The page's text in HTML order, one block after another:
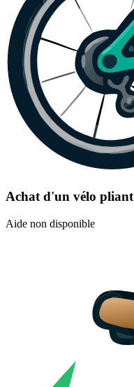
Achat d'un vélo pliant
Aide non disponible